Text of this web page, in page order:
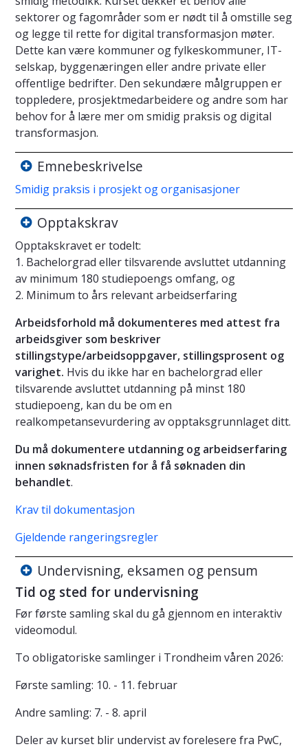
sektorer og fagområder som er nødt til å omstille seg
og legge til rette for digital transformasjon møter.
Dette kan være kommuner og fylkeskommuner, IT-
selskap, byggenæringen eller andre private eller
offentlige bedrifter. Den sekundære målgruppen er
toppledere, prosjektmedarbeidere og andre som har
behov for å lære mer om smidig praksis og digital
transformasjon.
Emnebeskrivelse
Smidig praksis i prosjekt og organisasjoner
Opptakskrav
Opptakskravet er todelt:
1. Bachelorgrad eller tilsvarende avsluttet utdanning
av minimum 180 studiepoengs omfang, og
2. Minimum to års relevant arbeidserfaring
Arbeidsforhold må dokumenteres med attest fra
arbeidsgiver som beskriver
stillingstype/arbeidsoppgaver, stillingsprosent og
varighet. Hvis du ikke har en bachelorgrad eller
tilsvarende avsluttet utdanning på minst 180
studiepoeng, kan du be om en
realkompetansevurdering av opptaksgrunnlaget ditt.
Du må dokumentere utdanning og arbeidserfaring
innen søknadsfristen for å få søknaden din
behandlet.
Krav til dokumentasjon
Gjeldende rangeringsregler
Undervisning, eksamen og pensum
Tid og sted for undervisning
Før første samling skal du gå gjennom en interaktiv
videomodul.
To obligatoriske samlinger i Trondheim våren 2026:
Første samling: 10. - 11. februar
Andre samling: 7. - 8. april
Deler av kurset blir undervist av forelesere fra PwC,